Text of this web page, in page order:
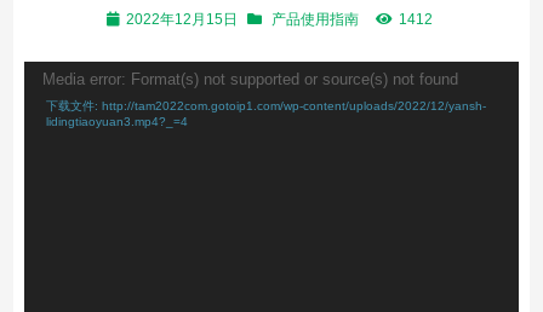
2022年12月15日 产品使用指南 1412
Media error: Format(s) not supported or source(s) not found
下载文件: http://tam2022com.gotoip1.com/wp-content/uploads/2022/12/yansh-
lidingtiaoyuan3.mp4?_=4